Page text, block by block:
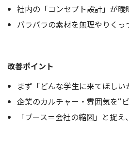
社内の「コンセプト設計」が曖
バラバラの素材を無理やりくっ
改善ポイント
まず「どんな学生に来てほしい
企業のカルチャー・雰囲気を“
「ブース＝会社の縮図」と捉